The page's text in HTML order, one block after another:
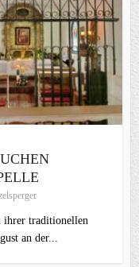
ihrer traditionellen
an der...